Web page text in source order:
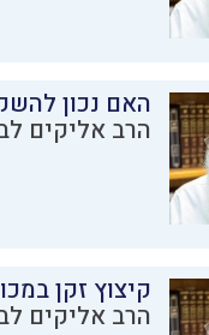
האם נכון
הרב אליקים
קיצוץ זקן
הרב אליקים